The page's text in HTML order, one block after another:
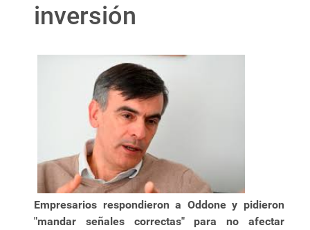
inversión
Empresarios respondieron a Oddone y pidieron
"mandar señales correctas" para no afectar